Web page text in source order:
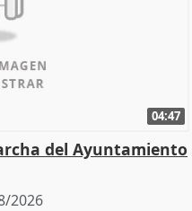
04:47
del Ayuntamiento
2026